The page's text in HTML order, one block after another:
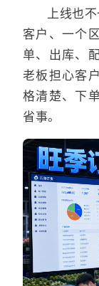
上线也
客户、一个
单、出库、
老板担心客
格清楚、下
省事。